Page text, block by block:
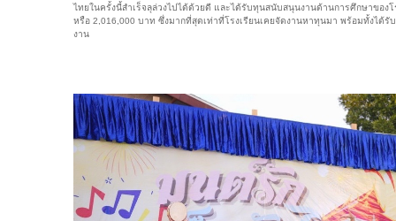
ไทยในครั้งนี้สำเร็จลุล่วงไปได้ด้วยดี และได้รับทุนสนับสนุนงานด้านการศึกษาของ
หรือ 2,016,000 บาท ซึ่งมากที่สุดเท่าที่โรงเรียนเคยจัดงานหาทุนมา พร้อมทั้งไ
งาน